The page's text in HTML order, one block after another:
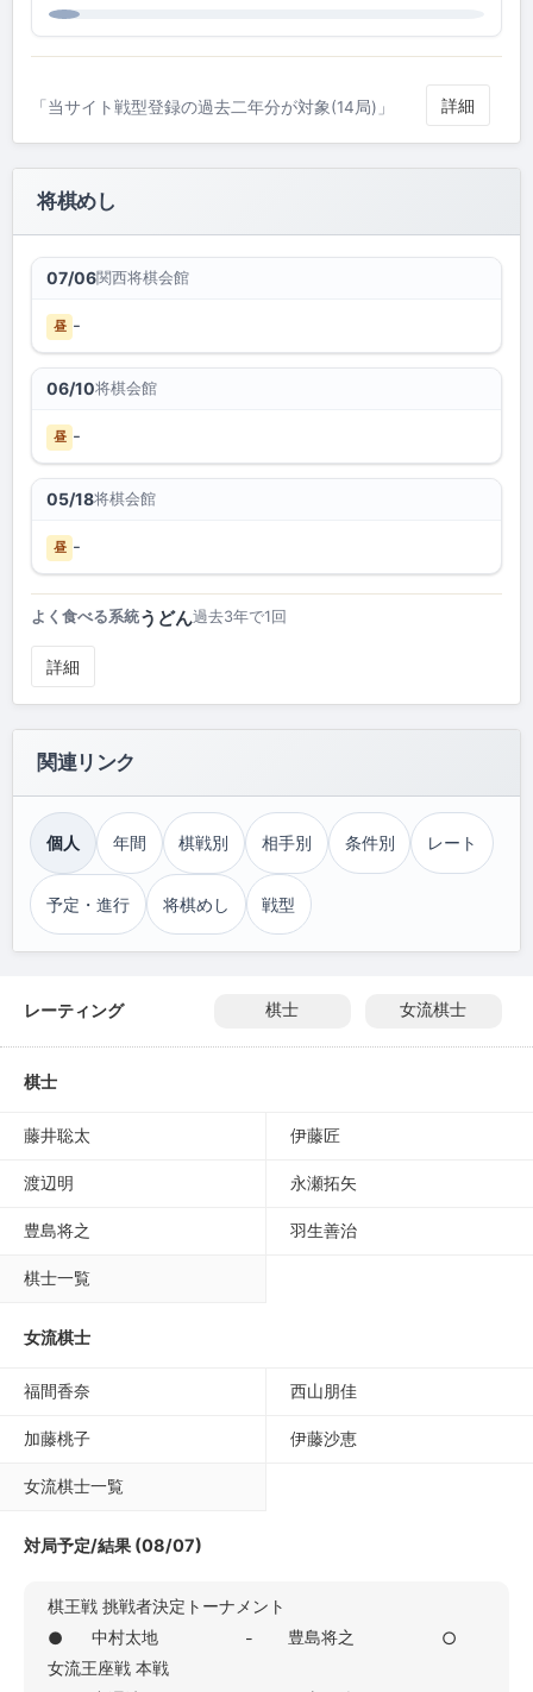
「当サイト戦型登録の過去二年分が対象(14局)」 詳細
将棋めし
07/06関西将棋会館
昼 -
06/10将棋会館
昼 -
05/18将棋会館
昼 -
よく食べる系統うどん過去3年で1回
詳細
関連リンク
個人 年間 棋戦別 相手別 条件別 レート
予定・進行 将棋めし 戦型
レーティング 棋士 女流棋士
棋士
藤井聡太 伊藤匠
渡辺明 永瀬拓矢
豊島将之 羽生善治
棋士一覧
女流棋士
福間香奈 西山朋佳
加藤桃子 伊藤沙恵
女流棋士一覧
対局予定/結果 (08/07)
棋王戦 挑戦者決定トーナメント
●
中村太地 - 豊島将之
○
女流王座戦 本戦